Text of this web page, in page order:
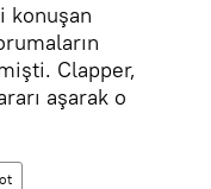
konuşan
Clapper,
aşarak o